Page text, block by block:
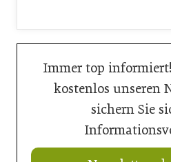
Immer top
kostenlos unseren
sichern Sie